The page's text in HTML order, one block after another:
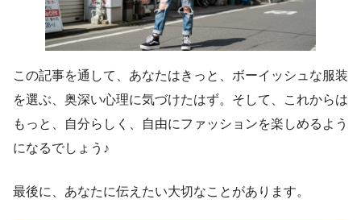
この記事を通して、あなたはきっと、ボーイッシュな服装
を選ぶ、奥深い心理に気づけたはず。そして、これからは
もっと、自分らしく、自由にファッションを楽しめるよう
になるでしょう♪
最後に、あなたに伝えたい大切なことがあります。